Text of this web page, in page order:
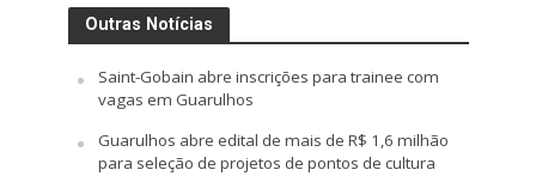
Outras Notícias
Saint-Gobain abre inscrições para trainee com
vagas em Guarulhos
Guarulhos abre edital de mais de R$ 1,6 milhão
para seleção de projetos de pontos de cultura